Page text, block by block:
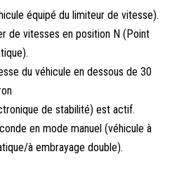
équipé du limiteur de vitesse).
de vitesses en position N (Point
du véhicule en dessous de 30
de stabilité) est actif.
en mode manuel (véhicule à
à embrayage double).